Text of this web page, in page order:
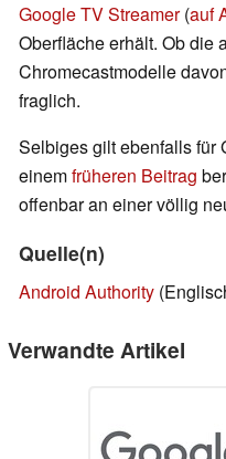
Google TV Streamer(auf
Oberfläche erhält. Ob die
Chromecastmodelle
fraglich.
Selbiges gilt ebenfalls für
einemfrüheren Beitrag
offenbar an einer völlig
Quelle(n)
Android Authority
Verwandte Artikel